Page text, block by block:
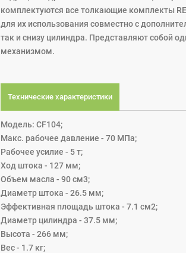
комплектуются все толкающие комплекты
для их использования совместно с
так и снизу цилиндра. Представляют собой
механизмом.
Технические характеристики
Модель: CF104;
Макс. рабочее давление - 70 МПа;
Рабочее усилие - 5 т;
Ход штока - 127 мм;
Объем масла - 90 см3;
Диаметр штока - 26.5 мм;
Эффективная площадь штока - 7.1 см2;
Диаметр цилиндра - 37.5 мм;
Высота - 266 мм;
Вес - 1.7 кг;